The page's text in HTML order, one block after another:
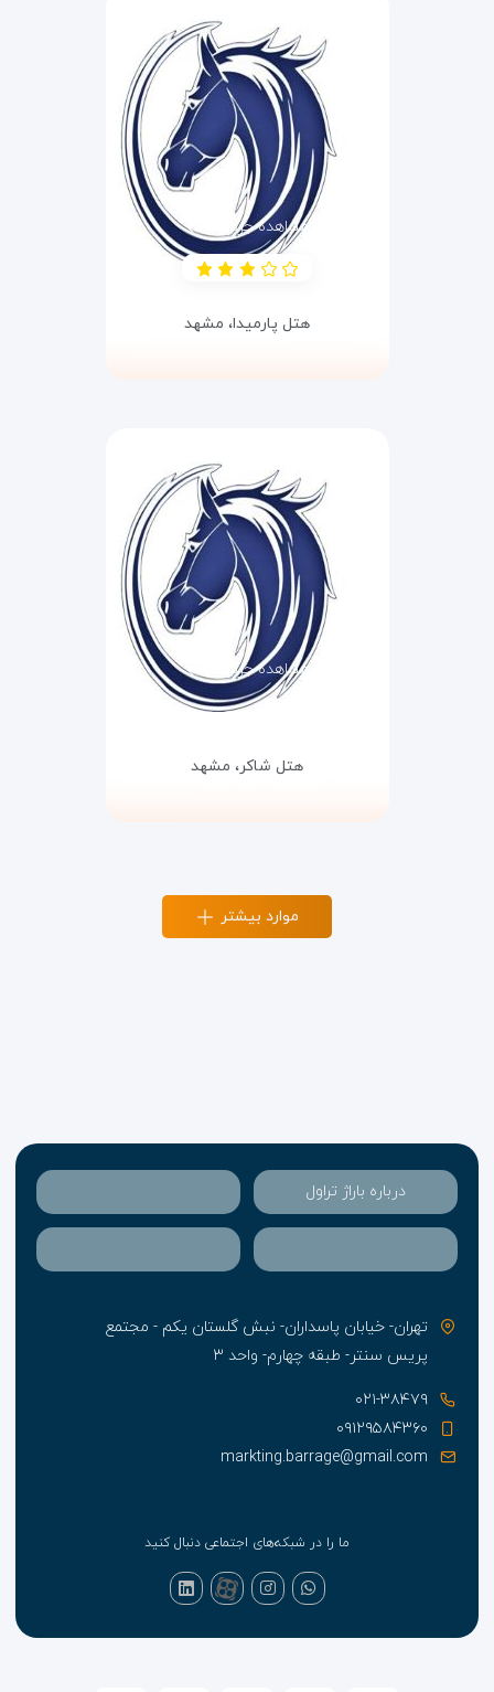
مشاهده جزئیات
هتل پارمیدا، مشهد
مشاهده جزئیات
هتل شاکر، مشهد
موارد بیشتر
درباره باراژ تراول
تهران- خیابان پاسداران- نبش گلستان یکم - مجتمع
پریس سنتر- طبقه چهارم- واحد ۳
۰۲۱-۳۸۴۷۹
۰۹۱۲۹۵۸۴۳۶۰
markting.barrage@gmail.com
ما را در شبکه‌های اجتماعی دنبال کنید